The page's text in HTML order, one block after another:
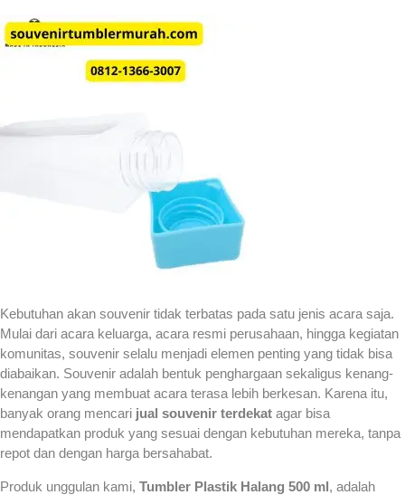
Kebutuhan akan souvenir tidak terbatas pada satu jenis acara saja.
Mulai dari acara keluarga, acara resmi perusahaan, hingga kegiatan
komunitas, souvenir selalu menjadi elemen penting yang tidak bisa
diabaikan. Souvenir adalah bentuk penghargaan sekaligus kenang-
kenangan yang membuat acara terasa lebih berkesan. Karena itu,
banyak orang mencari jual souvenir terdekat agar bisa
mendapatkan produk yang sesuai dengan kebutuhan mereka, tanpa
repot dan dengan harga bersahabat.
Produk unggulan kami, Tumbler Plastik Halang 500 ml, adalah